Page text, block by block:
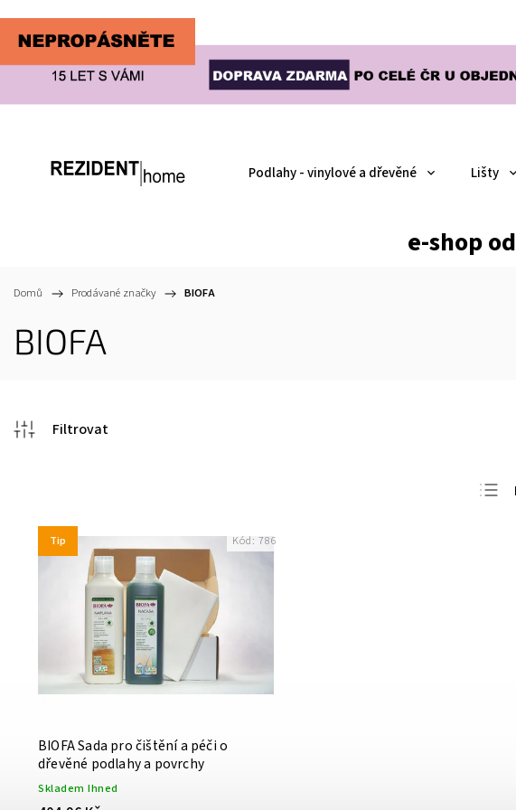
Podlahy - vinylové a dřevěné Lišty
e-shop
Domů / Prodávané značky / BIOFA
BIOFA
Tip
BIOFA Sada pro čištění a péči o
dřevěné podlahy a povrchy
Skladem Ihned
Kód:786